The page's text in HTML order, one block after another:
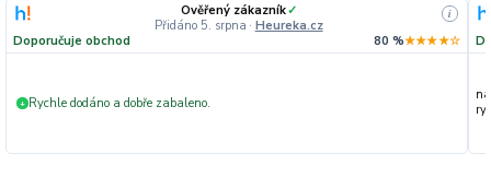
Ověřený zákazník✓
Přidáno 5. srpna · Heureka.cz
i
Doporučuje obchod 80 %★★★★☆
+ Rychle dodáno a dobře zabaleno.